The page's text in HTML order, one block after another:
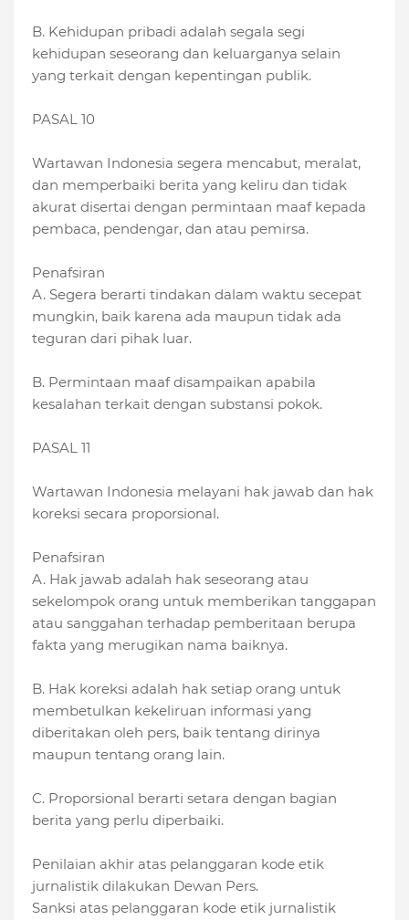
B. Kehidupan pribadi adalah segala segi
kehidupan seseorang dan keluarganya selain
yang terkait dengan kepentingan publik.
PASAL 10
Wartawan Indonesia segera mencabut, meralat,
dan memperbaiki berita yang keliru dan tidak
akurat disertai dengan permintaan maaf kepada
pembaca, pendengar, dan atau pemirsa.
Penafsiran
A. Segera berarti tindakan dalam waktu secepat
mungkin, baik karena ada maupun tidak ada
teguran dari pihak luar.
B. Permintaan maaf disampaikan apabila
kesalahan terkait dengan substansi pokok.
PASAL 11
Wartawan Indonesia melayani hak jawab dan hak
koreksi secara proporsional.
Penafsiran
A. Hak jawab adalah hak seseorang atau
sekelompok orang untuk memberikan tanggapan
atau sanggahan terhadap pemberitaan berupa
fakta yang merugikan nama baiknya.
B. Hak koreksi adalah hak setiap orang untuk
membetulkan kekeliruan informasi yang
diberitakan oleh pers, baik tentang dirinya
maupun tentang orang lain.
C. Proporsional berarti setara dengan bagian
berita yang perlu diperbaiki.
Penilaian akhir atas pelanggaran kode etik
jurnalistik dilakukan Dewan Pers.
Sanksi atas pelanggaran kode etik jurnalistik